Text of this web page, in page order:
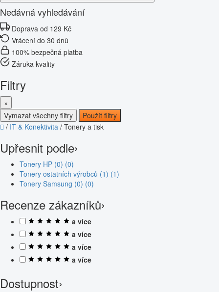
Nedávná vyhledávání
Doprava od 129 Kč
Vrácení do 30 dnů
100% bezpečná platba
Záruka kvality
Filtry
×
Vymazat všechny filtry
Použít filtry
/ IT & Konektivita / Tonery a tisk
Upřesnit podle›
Tonery HP (0) (0)
Tonery ostatních výrobců (1) (1)
Tonery Samsung (0) (0)
Recenze zákazníků›
a více
a více
a více
a více
Dostupnost›